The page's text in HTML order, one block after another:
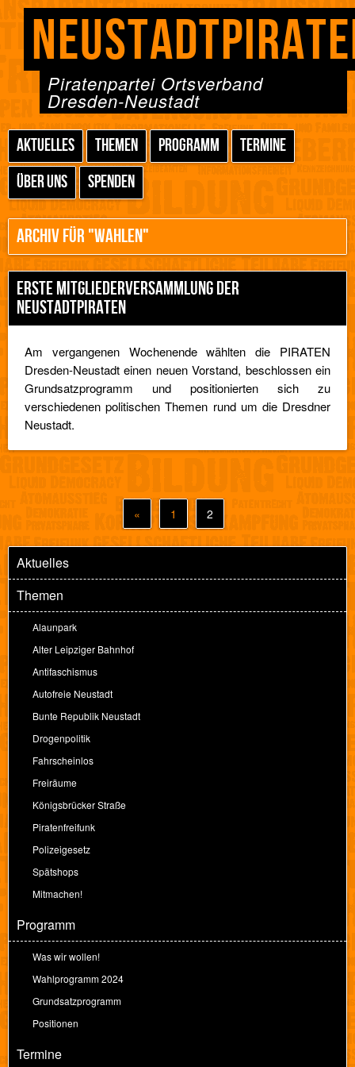
Piratenpartei Ortsverband
Dresden-Neustadt
AKTUELLES THEMEN PROGRAMM
TERMINE
ÜBER UNS
SPENDEN
ARCHIV FÜR "WAHLEN"
ERSTE MITGLIEDERVERSAMMLUNG DER
NEUSTADTPIRATEN
Am vergangenen Wochenende wählten die PIRATEN
Dresden-Neustadt einen neuen Vorstand, beschlossen ein
Grundsatzprogramm und positionierten sich zu
verschiedenen politischen Themen rund um die Dresdner
Neustadt.
« 1 2
Aktuelles
Themen
Alaunpark
Alter Leipziger Bahnhof
Antifaschismus
Autofreie Neustadt
Bunte Republik Neustadt
Drogenpolitik
Fahrscheinlos
Freiräume
Königsbrücker Straße
Piratenfreifunk
Polizeigesetz
Spätshops
Mitmachen!
Programm
Was wir wollen!
Wahlprogramm 2024
Grundsatzprogramm
Positionen
Termine